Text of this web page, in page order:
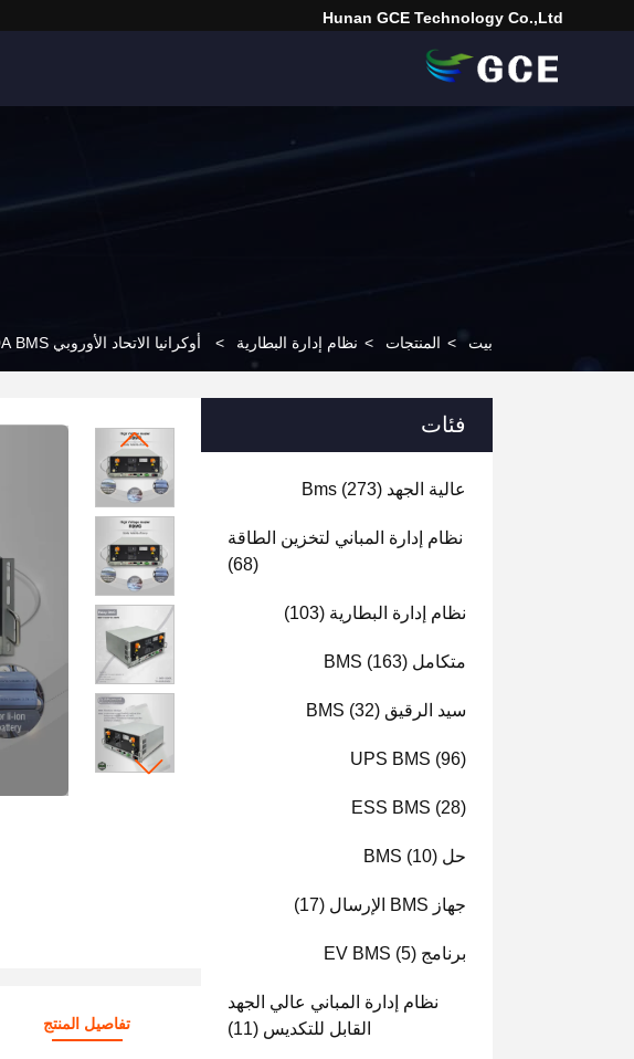
Hunan GCE Technology Co.,Ltd
بيت > المنتجات > نظام إدارة البطارية > أوكرانيا الاتحاد الأوروبي 120S 384V 500A BMS عالية الجهد لـ 3.2V 100Ah 200Ah 320Ah 280Ah Lifepo4 بطارية خلايا ليثيوم أيون لـ ESS
فئات
عالية الجهد Bms (273)
نظام إدارة المباني لتخزين الطاقة
(68)
نظام إدارة البطارية (103)
متكامل BMS (163)
سيد الرقيق BMS (32)
UPS BMS (96)
ESS BMS (28)
حل BMS (10)
جهاز BMS الإرسال (17)
برنامج EV BMS (5)
نظام إدارة المباني عالي الجهد
القابل للتكديس (11) تفاصيل المنتج